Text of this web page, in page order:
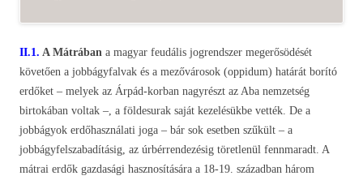
II.1. A Mátrában a magyar feudális jogrendszer megerősödését
követően a jobbágyfalvak és a mezővárosok (oppidum) határát borító
erdőket – melyek az Árpád-korban nagyrészt az Aba nemzetség
birtokában voltak –, a földesurak saját kezelésükbe vették. De a
jobbágyok erdőhasználati joga – bár sok esetben szűkült – a
jobbágyfelszabadításig, az úrbérrendezésig töretlenül fennmaradt. A
mátrai erdők gazdasági hasznosítására a 18-19. században három